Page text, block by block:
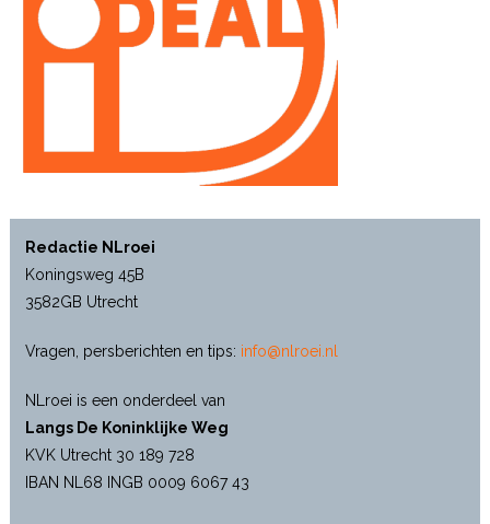
Redactie NLroei
Koningsweg 45B
3582GB Utrecht
Vragen, persberichten en tips: info@nlroei.nl
NLroei is een onderdeel van
Langs De Koninklijke Weg
KVK Utrecht 30 189 728
IBAN NL68 INGB 0009 6067 43